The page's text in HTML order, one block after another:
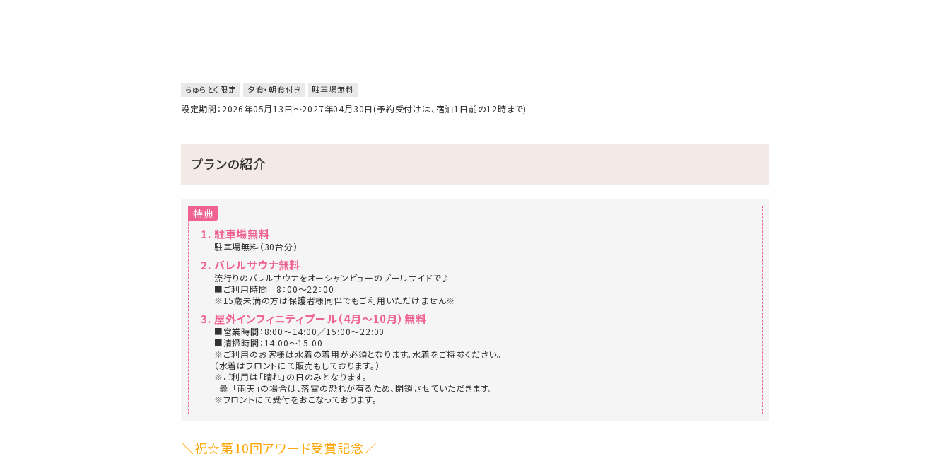
ちゅらとく限定 夕食・朝食付き 駐車場無料
設定期間：2026年05月13日～2027年04月30日(予約受付けは、宿泊1日前の12時まで)
プランの紹介
特典
駐車場無料
駐車場無料（30台分）
バレルサウナ無料
流行りのバレルサウナをオーシャンビューのプールサイドで♪
■ご利用時間 8：00～22：00
※15歳未満の方は保護者様同伴でもご利用いただけません※
屋外インフィニティプール（4月～10月）無料
■営業時間：8:00～14:00／15:00～22:00
■清掃時間：14:00～15:00
※ご利用のお客様は水着の着用が必須となります。水着をご持参ください。
（水着はフロントにて販売もしております。）
※ご利用は「晴れ」の日のみとなります。
「曇」「雨天」の場合は、落雷の恐れが有るため、閉鎖させていただきます。
※フロントにて受付をおこなっております。
＼祝☆第10回アワード受賞記念／